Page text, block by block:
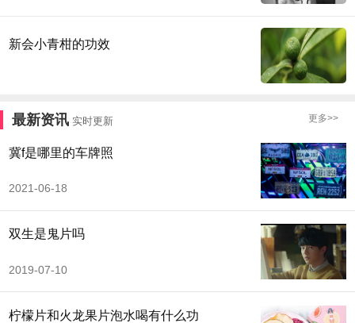
新会小青柑的功效
最新资讯 实时更新 更多>>
冀f是哪里的车牌照
2021-06-18
双生是鬼片吗
2019-07-10
柠檬片和火龙果片泡水喝有什么功